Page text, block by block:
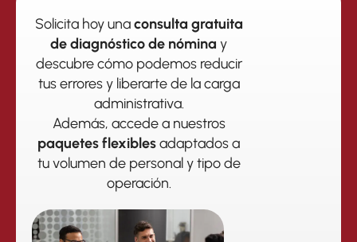
Solicita hoy unaconsulta gratuita
de diagnóstico de nómina y
descubre cómo podemos reducir
tus errores y liberarte de la carga
administrativa.
Además, accede a nuestros
paquetes flexiblesadaptados a
tu volumen de personal y tipo de
operación.